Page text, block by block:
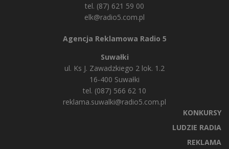
tel. (87) 621 59 00
elk@radio5.com.pl
Agencja Reklamowa Radio 5
Suwałki
ul. Ks J. Zawadzkiego 2 lok. 1.2
16-400 Suwałki
tel. (087) 566 62 10
reklama.suwalki@radio5.com.pl
KONKURSY
LUDZIE RADIA
REKLAMA